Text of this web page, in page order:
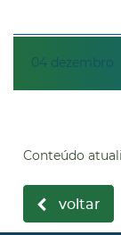
04 dezembro
Conteúdo
voltar